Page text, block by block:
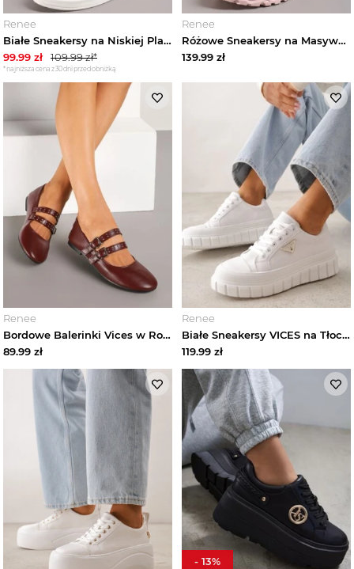
Renee
Białe Sneakersy na Niskiej Platformie w Klasycznym Stylu Lucid Dream Vices
99.99 zł 109.99zł*
*najniższa cena z 30 dni przed obniżką
Renee
Różowe Sneakersy na Masywnej Podeszwie z Siateczkowym Wstawkami i Ozdobnymi Sznurówkami Ollavia Vices
139.99 zł
Renee
Bordowe Balerinki Vices w Rockowym Stylu z Paskami i Sprzączkami Kikirae
89.99 zł
Renee
Białe Sneakersy VICES na Tłoczonej Podeszwie w Stylu Chunky Myninis
119.99 zł
- 13%